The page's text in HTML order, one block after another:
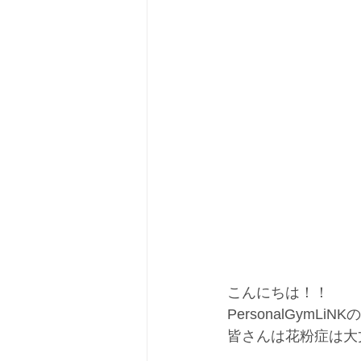
こんにちは！！
PersonalGymLiNK
皆さんは花粉症は